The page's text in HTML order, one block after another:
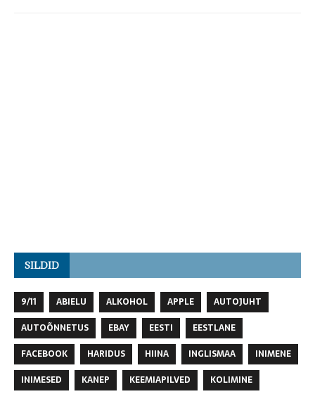
SILDID
9/11 ABIELU ALKOHOL APPLE
AUTOJUHT
AUTOÕNNETUS
EBAY EESTI
EESTLANE
FACEBOOK
HARIDUS HIINA INGLISMAA
INIMENE
INIMESED
KANEP KEEMIAPILVED
KOLIMINE